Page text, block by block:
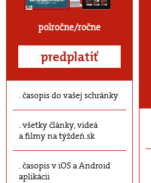
polročne/ročne
predplatiť
časopis do vašej schránky
všetky články, videá
a filmy na týždeň.sk
časopis v iOS a Android
aplikácii